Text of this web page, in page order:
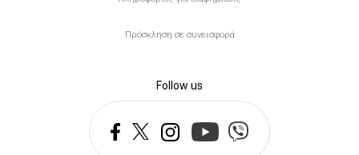
Πρόσκληση σε συνεισφορά
Follow us